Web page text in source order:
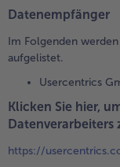
Datenempfänger
Im Folgenden
aufgelistet.
Usercentrics
Klicken Sie hier,
Datenverarbeiters
https://